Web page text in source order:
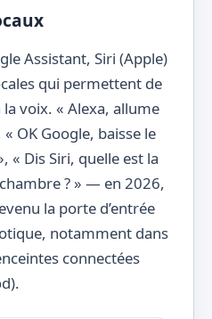
Assistant, Siri (Apple)
qui permettent de
voix. « Alexa, allume
OK Google, baisse le
« Dis Siri, quelle est la
? » — en 2026,
la porte d’entrée
notamment dans
connectées